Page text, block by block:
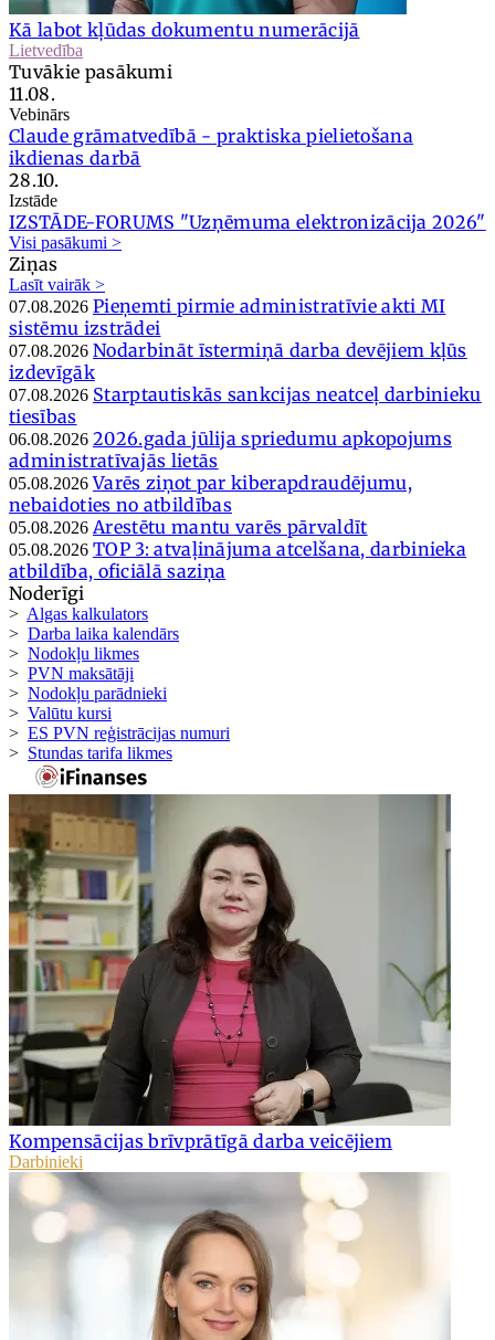
Kā labot kļūdas dokumentu numerācijā
Lietvedība
Tuvākie pasākumi
11.08.
Vebinārs
Claude grāmatvedībā - praktiska pielietošana
ikdienas darbā
28.10.
Izstāde
IZSTĀDE-FORUMS "Uzņēmuma elektronizācija 2026"
Visi pasākumi >
Ziņas
Lasīt vairāk >
07.08.2026 Pieņemti pirmie administratīvie akti MI
sistēmu izstrādei
07.08.2026 Nodarbināt īstermiņā darba devējiem kļūs
izdevīgāk
07.08.2026 Starptautiskās sankcijas neatceļ darbinieku
tiesības
06.08.2026 2026.gada jūlija spriedumu apkopojums
administratīvajās lietās
05.08.2026 Varēs ziņot par kiberapdraudējumu,
nebaidoties no atbildības
05.08.2026 Arestētu mantu varēs pārvaldīt
05.08.2026 TOP 3: atvaļinājuma atcelšana, darbinieka
atbildība, oficiālā saziņa
Noderīgi
> Algas kalkulators
> Darba laika kalendārs
> Nodokļu likmes
> PVN maksātāji
> Nodokļu parādnieki
> Valūtu kursi
> ES PVN reģistrācijas numuri
> Stundas tarifa likmes
Kompensācijas brīvprātīgā darba veicējiem
Darbinieki